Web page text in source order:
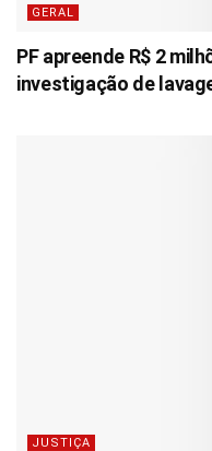
GERAL
PF apreende R$ 2
investigação de
JUSTIÇA